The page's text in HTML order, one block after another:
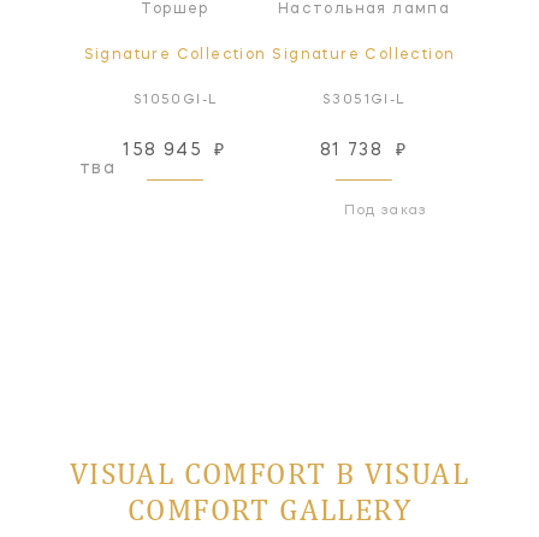
Торшер
Signature Collection
S1050GI-L
158 945 ₽
Настольная лампа
Signature Collection
S3051GI-L
81 738 ₽
Под заказ
VISUAL COMFORT В VISUAL
COMFORT GALLERY